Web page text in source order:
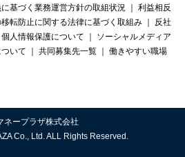
基づく業務運営方針の取組状況
利益相反
転防止に関する法律に基づく取組み
反社
個人情報保護について
ソーシャルメディア
いて 共同募集先一覧
働きやすい職場
ネープラザ株式会社
Co., Ltd. ALL Rights Reserved.